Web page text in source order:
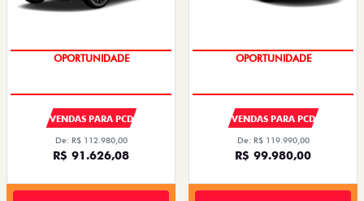
OPORTUNIDADE
VENDAS PARA PCD
De: R$ 112.980,00
R$ 91.626,08
OPORTUNIDADE
VENDAS PARA PCD
De: R$ 119.990,00
R$ 99.980,00